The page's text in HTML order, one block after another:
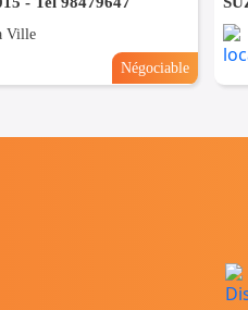
Ville
Négociable